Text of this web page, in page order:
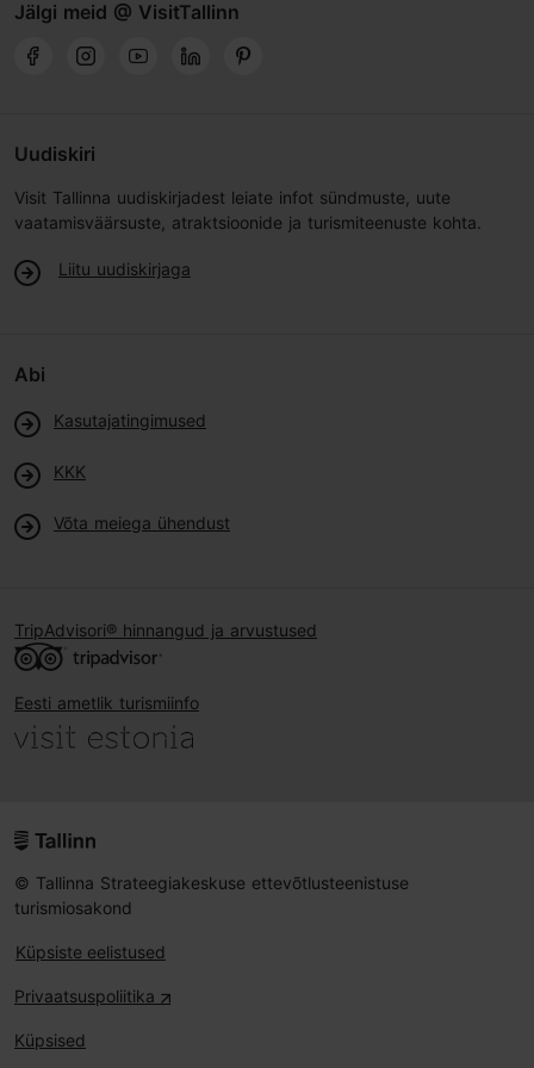
Jälgi meid @ VisitTallinn
Uudiskiri
Visit Tallinna uudiskirjadest leiate infot sündmuste, uute
vaatamisväärsuste, atraktsioonide ja turismiteenuste kohta.
Liitu uudiskirjaga
Abi
Kasutajatingimused
KKK
Võta meiega ühendust
TripAdvisori® hinnangud ja arvustused
Eesti ametlik turismiinfo
© Tallinna Strateegiakeskuse ettevõtlusteenistuse
turismiosakond
Küpsiste eelistused
Privaatsuspoliitika
Küpsised